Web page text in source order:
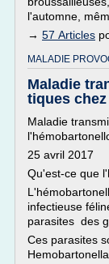
l'automne,
→ 57 Articles
MALADIE
Maladie
tiques
Maladie
25 avril 2017
Qu'est-ce que
infectieuse
parasites des
Ces parasites